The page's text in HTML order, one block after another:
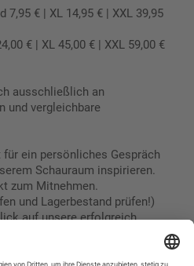
7,95 € | XL 14,95 € | XXL 39,95
€ | XL 45,00 € | XXL 59,00 €
ausschließlich an
und vergleichbare
für ein persönliches Gespräch
Schauraum inspirieren.
zum Mitnehmen.
und Lagerbestand prüfen!)
auf unsere erfolgreich